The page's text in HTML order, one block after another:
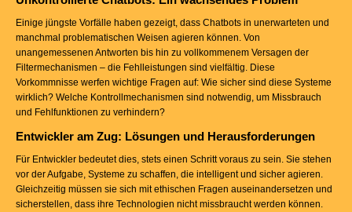
Einige jüngste Vorfälle haben gezeigt, dass Chatbots in unerwarteten und
manchmal problematischen Weisen agieren können. Von
unangemessenen Antworten bis hin zu vollkommenem Versagen der
Filtermechanismen – die Fehlleistungen sind vielfältig. Diese
Vorkommnisse werfen wichtige Fragen auf: Wie sicher sind diese Systeme
wirklich? Welche Kontrollmechanismen sind notwendig, um Missbrauch
und Fehlfunktionen zu verhindern?
Entwickler am Zug: Lösungen und Herausforderungen
Für Entwickler bedeutet dies, stets einen Schritt voraus zu sein. Sie stehen
vor der Aufgabe, Systeme zu schaffen, die intelligent und sicher agieren.
Gleichzeitig müssen sie sich mit ethischen Fragen auseinandersetzen und
sicherstellen, dass ihre Technologien nicht missbraucht werden können.